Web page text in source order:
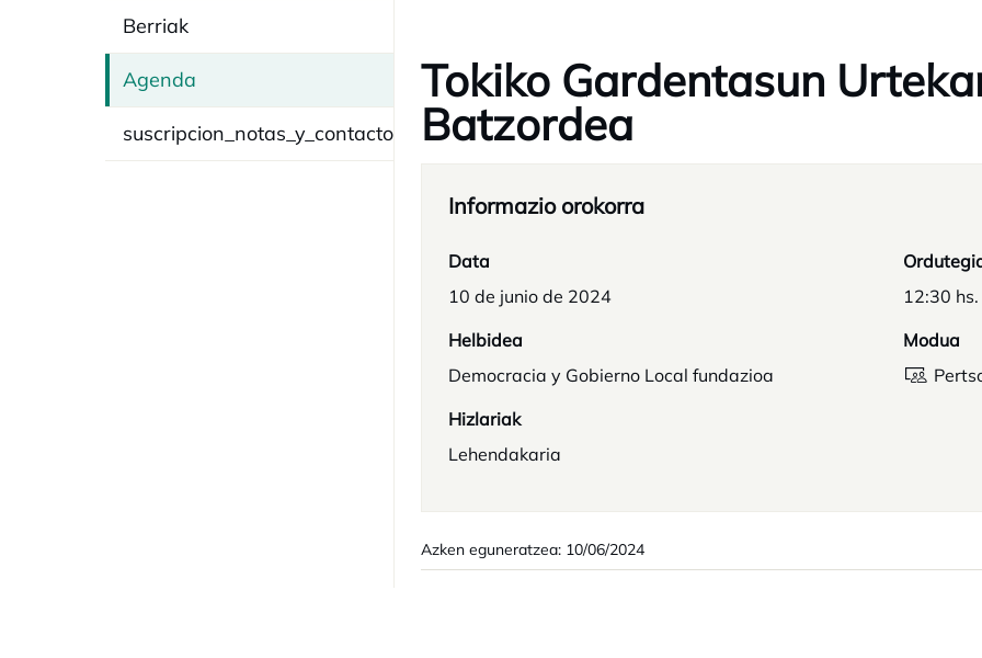
Berriak
Agenda
suscripcion_notas_y_contacto
Tokiko Gardentasun
Batzordea
Informazio orokorra
Data
10 de junio de 2024
12:30 hs.
Helbidea
Democracia y Gobierno Local fundazioa
Modua
Hizlariak
Lehendakaria
Azken eguneratzea: 10/06/2024